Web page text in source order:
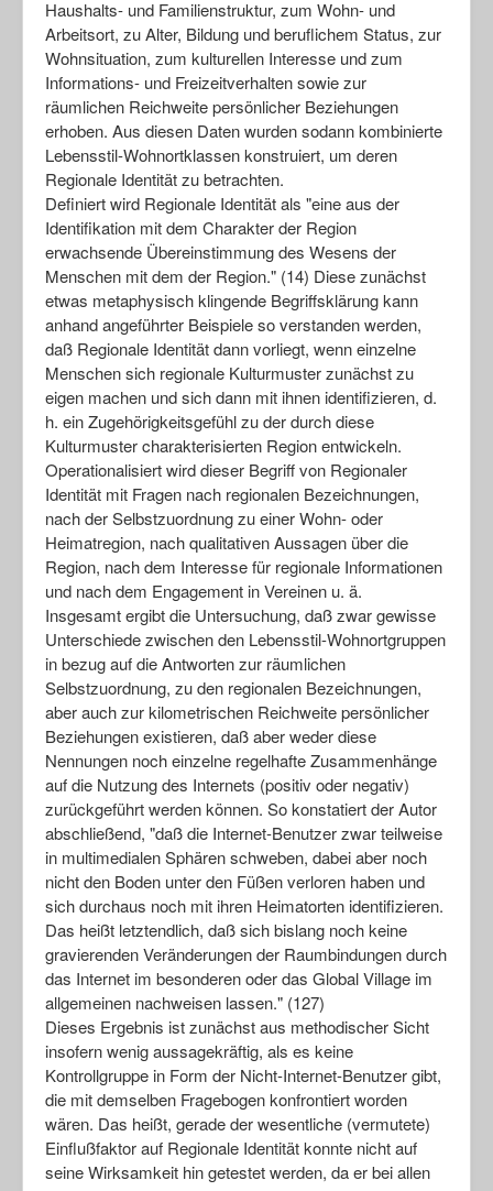
Haushalts- und Familienstruktur, zum Wohn- und
Arbeitsort, zu Alter, Bildung und beruflichem Status, zur
Wohnsituation, zum kulturellen Interesse und zum
Informations- und Freizeitverhalten sowie zur
räumlichen Reichweite persönlicher Beziehungen
erhoben. Aus diesen Daten wurden sodann kombinierte
Lebensstil-Wohnortklassen konstruiert, um deren
Regionale Identität zu betrachten.
Definiert wird Regionale Identität als "eine aus der
Identifikation mit dem Charakter der Region
erwachsende Übereinstimmung des Wesens der
Menschen mit dem der Region." (14) Diese zunächst
etwas metaphysisch klingende Begriffsklärung kann
anhand angeführter Beispiele so verstanden werden,
daß Regionale Identität dann vorliegt, wenn einzelne
Menschen sich regionale Kulturmuster zunächst zu
eigen machen und sich dann mit ihnen identifizieren, d.
h. ein Zugehörigkeitsgefühl zu der durch diese
Kulturmuster charakterisierten Region entwickeln.
Operationalisiert wird dieser Begriff von Regionaler
Identität mit Fragen nach regionalen Bezeichnungen,
nach der Selbstzuordnung zu einer Wohn- oder
Heimatregion, nach qualitativen Aussagen über die
Region, nach dem Interesse für regionale Informationen
und nach dem Engagement in Vereinen u. ä.
Insgesamt ergibt die Untersuchung, daß zwar gewisse
Unterschiede zwischen den Lebensstil-Wohnortgruppen
in bezug auf die Antworten zur räumlichen
Selbstzuordnung, zu den regionalen Bezeichnungen,
aber auch zur kilometrischen Reichweite persönlicher
Beziehungen existieren, daß aber weder diese
Nennungen noch einzelne regelhafte Zusammenhänge
auf die Nutzung des Internets (positiv oder negativ)
zurückgeführt werden können. So konstatiert der Autor
abschließend, "daß die Internet-Benutzer zwar teilweise
in multimedialen Sphären schweben, dabei aber noch
nicht den Boden unter den Füßen verloren haben und
sich durchaus noch mit ihren Heimatorten identifizieren.
Das heißt letztendlich, daß sich bislang noch keine
gravierenden Veränderungen der Raumbindungen durch
das Internet im besonderen oder das Global Village im
allgemeinen nachweisen lassen." (127)
Dieses Ergebnis ist zunächst aus methodischer Sicht
insofern wenig aussagekräftig, als es keine
Kontrollgruppe in Form der Nicht-Internet-Benutzer gibt,
die mit demselben Fragebogen konfrontiert worden
wären. Das heißt, gerade der wesentliche (vermutete)
Einflußfaktor auf Regionale Identität konnte nicht auf
seine Wirksamkeit hin getestet werden, da er bei allen